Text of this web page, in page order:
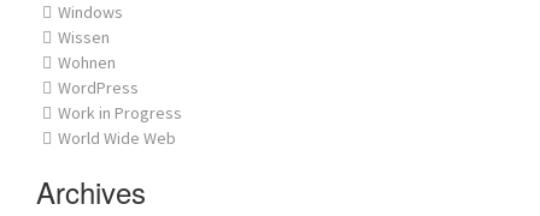
Windows
Wissen
Wohnen
WordPress
Work in Progress
World Wide Web
Archives